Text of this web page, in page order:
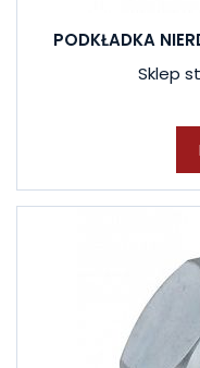
PODKŁADKA
Sklep